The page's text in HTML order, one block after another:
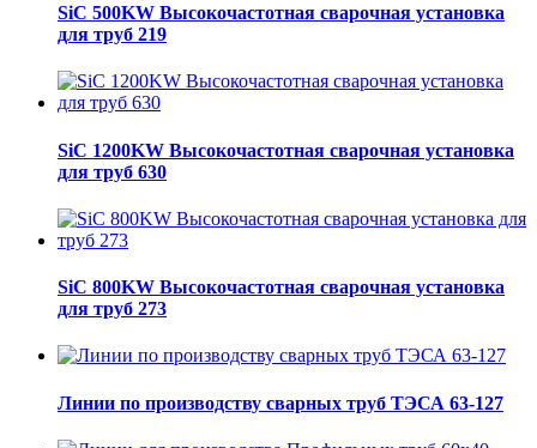
SiC 500KW Высокочастотная сварочная установка
для труб 219
SiC 1200KW Высокочастотная сварочная установка
для труб 630
SiC 800KW Высокочастотная сварочная установка
для труб 273
Линии по производству сварных труб ТЭСА 63-127